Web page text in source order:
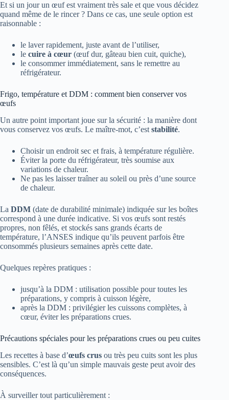
Et si un jour un œuf est vraiment très sale et que vous décidez
quand même de le rincer ? Dans ce cas, une seule option est
raisonnable :
le laver rapidement, juste avant de l’utiliser,
le cuire à cœur (œuf dur, gâteau bien cuit, quiche),
le consommer immédiatement, sans le remettre au
réfrigérateur.
Frigo, température et DDM : comment bien conserver vos
œufs
Un autre point important joue sur la sécurité : la manière dont
vous conservez vos œufs. Le maître-mot, c’est stabilité.
Choisir un endroit sec et frais, à température régulière.
Éviter la porte du réfrigérateur, très soumise aux
variations de chaleur.
Ne pas les laisser traîner au soleil ou près d’une source
de chaleur.
La DDM (date de durabilité minimale) indiquée sur les boîtes
correspond à une durée indicative. Si vos œufs sont restés
propres, non fêlés, et stockés sans grands écarts de
température, l’ANSES indique qu’ils peuvent parfois être
consommés plusieurs semaines après cette date.
Quelques repères pratiques :
jusqu’à la DDM : utilisation possible pour toutes les
préparations, y compris à cuisson légère,
après la DDM : privilégier les cuissons complètes, à
cœur, éviter les préparations crues.
Précautions spéciales pour les préparations crues ou peu cuites
Les recettes à base d’œufs crus ou très peu cuits sont les plus
sensibles. C’est là qu’un simple mauvais geste peut avoir des
conséquences.
À surveiller tout particulièrement :